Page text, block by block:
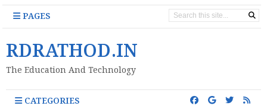
PAGES
RDRATHOD.IN
The Education And Technology
CATEGORIES